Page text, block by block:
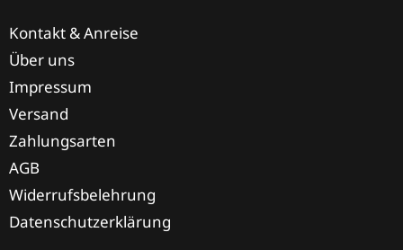
Kontakt & Anreise
Über uns
Impressum
Versand
Zahlungsarten
AGB
Widerrufsbelehrung
Datenschutzerklärung